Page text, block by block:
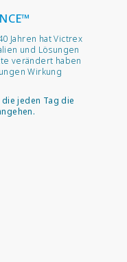
Jahren hat Victrex
und Lösungen
verändert haben
Wirkung
jeden Tag die